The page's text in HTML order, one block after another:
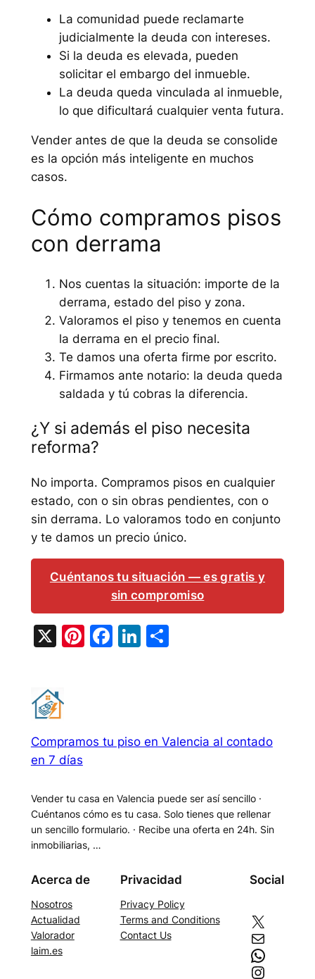
La comunidad puede reclamarte
judicialmente la deuda con intereses.
Si la deuda es elevada, pueden
solicitar el embargo del inmueble.
La deuda queda vinculada al inmueble,
lo que dificultará cualquier venta futura.
Vender antes de que la deuda se consolide
es la opción más inteligente en muchos
casos.
Cómo compramos pisos
con derrama
Nos cuentas la situación: importe de la
derrama, estado del piso y zona.
Valoramos el piso y tenemos en cuenta
la derrama en el precio final.
Te damos una oferta firme por escrito.
Firmamos ante notario: la deuda queda
saldada y tú cobras la diferencia.
¿Y si además el piso necesita
reforma?
No importa. Compramos pisos en cualquier
estado, con o sin obras pendientes, con o
sin derrama. Lo valoramos todo en conjunto
y te damos un precio único.
Cuéntanos tu situación — es gratis y
sin compromiso
X Pinterest
Facebook
LinkedIn
Compartir
Compramos tu piso en Valencia al contado
en 7 días
Vender tu casa en Valencia puede ser así sencillo ·
Cuéntanos cómo es tu casa. Solo tienes que rellenar
un sencillo formulario. · Recibe una oferta en 24h. Sin
inmobiliarias, …
Acerca de
Nosotros
Actualidad
Valorador
laim.es
Privacidad
Privacy Policy
Terms and Conditions
Contact Us
Social
X
Correo electrónico
WhatsApp
Instagram